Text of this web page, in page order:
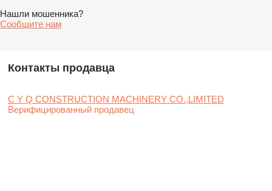
Нашли мошенника?
Сообщите нам
Контакты продавца
C Y Q CONSTRUCTION MACHINERY CO.,LIMITED
Верифицированный продавец